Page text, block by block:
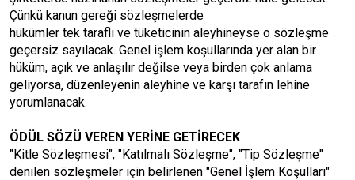
Çünkü kanun gereği sözleşmelerde
hükümler tek taraflı ve tüketicinin aleyhineyse o sözleşme
geçersiz sayılacak. Genel işlem koşullarında yer alan bir
hüküm, açık ve anlaşılır değilse veya birden çok anlama
geliyorsa, düzenleyenin aleyhine ve karşı tarafın lehine
yorumlanacak.
ÖDÜL SÖZÜ VEREN YERİNE GETİRECEK
"Kitle Sözleşmesi", "Katılmalı Sözleşme", "Tip Sözleşme"
denilen sözleşmeler için belirlenen "Genel İşlem Koşulları"